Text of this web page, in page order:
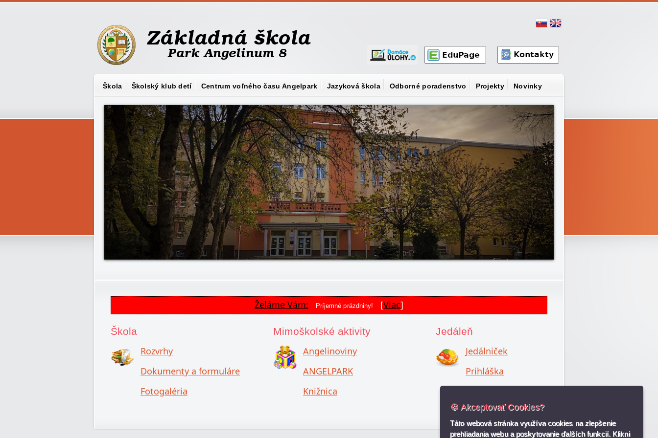
Škola Školský klub detí Centrum voľného času Angelpark Jazyková škola Odborné poradenstvo Projekty Novinky
Želáme Vám: Príjemné prázdniny! [Viac]
Škola
Rozvrhy
Dokumenty a formuláre
Fotogaléria
Mimoškolské aktivity
Angelinoviny
ANGELPARK
Knižnica
Jedáleň
Jedálniček
Prihláška
🍪 Akceptovať Cookies?
Táto webová stránka využíva cookies na zlepšenie
prehliadania webu a poskytovanie ďalších funkcií. Klikni